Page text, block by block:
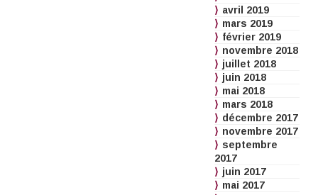
avril 2019
mars 2019
février 2019
novembre 2018
juillet 2018
juin 2018
mai 2018
mars 2018
décembre 2017
novembre 2017
septembre
2017
juin 2017
mai 2017